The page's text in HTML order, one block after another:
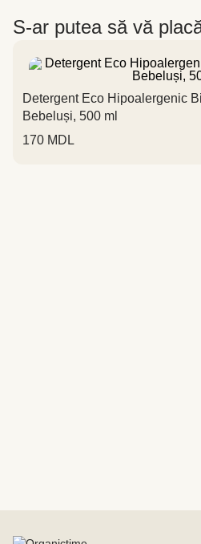
S-ar putea să vă
Detergent Eco Hipoalergenic
Bebeluși, 500 ml
170 MDL